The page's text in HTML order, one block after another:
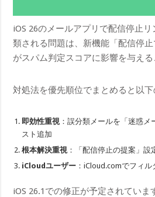
iOS 26のメールアプリで配信停止
類される問題は、新機能「配信停止
がスパム判定スコアに影響を与える
対処法を優先順位でまとめると以下
即効性重視 ：誤分類メールを「迷惑
スト追加
根本解決重視 ：「配信停止の提案」設
iCloudユーザー ：iCloud.comでフィ
iOS 26.1での修正が予定されていま